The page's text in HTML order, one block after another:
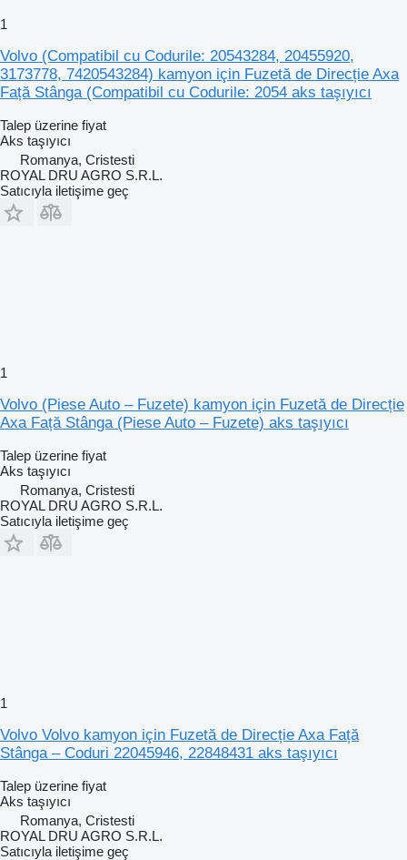
1
Volvo (Compatibil cu Codurile: 20543284, 20455920,
3173778, 7420543284) kamyon için Fuzetă de Direcție Axa
Față Stânga (Compatibil cu Codurile: 2054 aks taşıyıcı
Talep üzerine fiyat
Aks taşıyıcı
Romanya, Cristesti
ROYAL DRU AGRO S.R.L.
Satıcıyla iletişime geç
1
Volvo (Piese Auto – Fuzete) kamyon için Fuzetă de Direcție
Axa Față Stânga (Piese Auto – Fuzete) aks taşıyıcı
Talep üzerine fiyat
Aks taşıyıcı
Romanya, Cristesti
ROYAL DRU AGRO S.R.L.
Satıcıyla iletişime geç
1
Volvo Volvo kamyon için Fuzetă de Direcție Axa Față
Stânga – Coduri 22045946, 22848431 aks taşıyıcı
Talep üzerine fiyat
Aks taşıyıcı
Romanya, Cristesti
ROYAL DRU AGRO S.R.L.
Satıcıyla iletişime geç